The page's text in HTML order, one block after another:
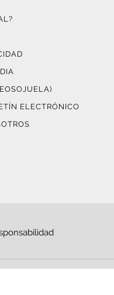
ELECTRÓNICO